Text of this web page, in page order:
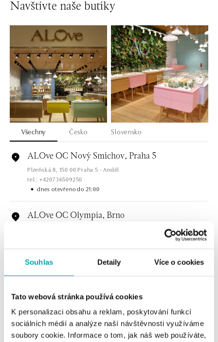
Souhlas Detaily Více o cookies
Tato webová stránka používá cookies
K personalizaci obsahu a reklam, poskytování funkcí
sociálních médií a analýze naší návštěvnosti využíváme
soubory cookie. Informace o tom, jak náš web používáte,
Navštivte naše butiky
Všechny Česko Slovensko
ALOve OC Nový Smíchov, Praha 5
Plzeňská 8, 150 00 Praha 5 - Anděl
tel.: +420736509250
dnes otevřeno do 21:00
ALOve OC Olympia, Brno
dnes otevřeno do 21:00
ALOve Westfield Černý most, Praha 9
tel.: +420735703904
dnes otevřeno do 21:00
ALOve Westfield, Praha 4 - Chodov